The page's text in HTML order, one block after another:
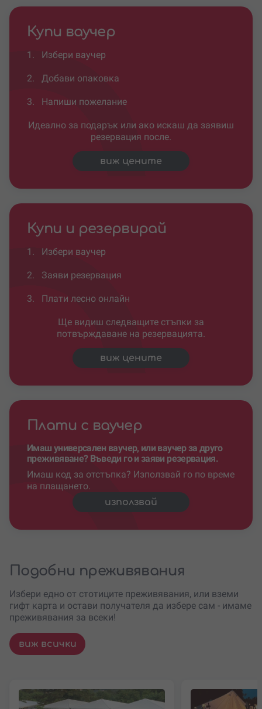
Купи ваучер
1. Избери ваучер
2. Добави опаковка
3. Напиши пожелание
Идеално за подарък или ако искаш да заявиш
резервация после.
виж цените
Купи и резервирай
1. Избери ваучер
2. Заяви резервация
3. Плати лесно онлайн
Ще видиш следващите стъпки за
потвърждаване на резервацията.
виж цените
Плати с ваучер
Имаш универсален ваучер, или ваучер за друго
преживяване? Въведи го и заяви резервация.
Имаш код за отстъпка? Използвай го по време
на плащането.
използвай
Подобни преживявания
Избери едно от стотиците преживявания, или вземи
гифт карта и остави получателя да избере сам - имаме
преживявания за всеки!
виж всички